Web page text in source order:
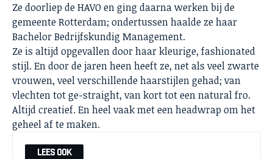
Ze doorliep de HAVO en ging daarna werken bij de
gemeente Rotterdam; ondertussen haalde ze haar
Bachelor Bedrijfskundig Management.
Ze is altijd opgevallen door haar kleurige, fashionated
stijl. En door de jaren heen heeft ze, net als veel zwarte
vrouwen, veel verschillende haarstijlen gehad; van
vlechten tot ge-straight, van kort tot een natural fro.
Altijd creatief. En heel vaak met een headwrap om het
geheel af te maken.
LEES OOK